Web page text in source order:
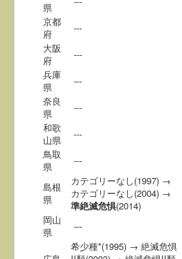
県
京都
府
---
大阪
府
---
兵庫
県
---
奈良
県
---
和歌
山県
---
鳥取
県
---
島根
県
カテゴリーなし(1997) →
カテゴリーなし(2004) →
準絶滅危惧(2014)
岡山
県
---
希少種*(1995) → 絶滅危惧